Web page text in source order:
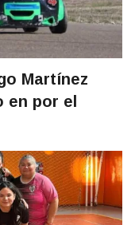
Martínez
en por el